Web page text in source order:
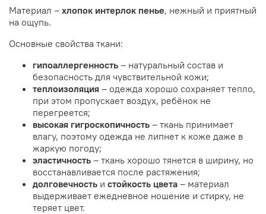
Материал – хлопок интерлок пенье, нежный и приятный
на ощупь.
Основные свойства ткани:
гипоаллергенность – натуральный состав и
безопасность для чувствительной кожи;
теплоизоляция – одежда хорошо сохраняет тепло,
при этом пропускает воздух, ребёнок не
перегреется;
высокая гигроскопичность – ткань принимает
влагу, поэтому одежда не липнет к коже даже в
жаркую погоду;
эластичность – ткань хорошо тянется в ширину, но
восстанавливается после растяжения;
долговечность и стойкость цвета – материал
выдерживает ежедневное ношение и стирку, не
теряет цвет.